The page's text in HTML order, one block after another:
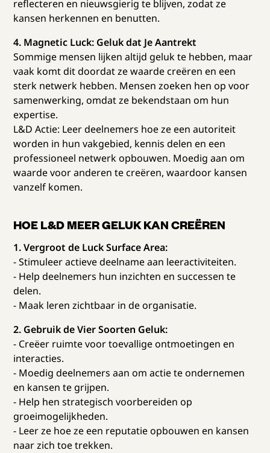
reflecteren en nieuwsgierig te blijven, zodat ze
kansen herkennen en benutten.
4. Magnetic Luck: Geluk dat Je Aantrekt
Sommige mensen lijken altijd geluk te hebben, maar
vaak komt dit doordat ze waarde creëren en een
sterk netwerk hebben. Mensen zoeken hen op voor
samenwerking, omdat ze bekendstaan om hun
expertise.
L&D Actie: Leer deelnemers hoe ze een autoriteit
worden in hun vakgebied, kennis delen en een
professioneel netwerk opbouwen. Moedig aan om
waarde voor anderen te creëren, waardoor kansen
vanzelf komen.
HOE L&D MEER GELUK KAN CREËREN
1. Vergroot de Luck Surface Area:
- Stimuleer actieve deelname aan leeractiviteiten.
- Help deelnemers hun inzichten en successen te
delen.
- Maak leren zichtbaar in de organisatie.
2. Gebruik de Vier Soorten Geluk:
- Creëer ruimte voor toevallige ontmoetingen en
interacties.
- Moedig deelnemers aan om actie te ondernemen
en kansen te grijpen.
- Help hen strategisch voorbereiden op
groeimogelijkheden.
- Leer ze hoe ze een reputatie opbouwen en kansen
naar zich toe trekken.